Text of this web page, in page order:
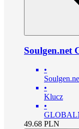
Soulgen.net
•
•
Klucz
•
49.68 PLN